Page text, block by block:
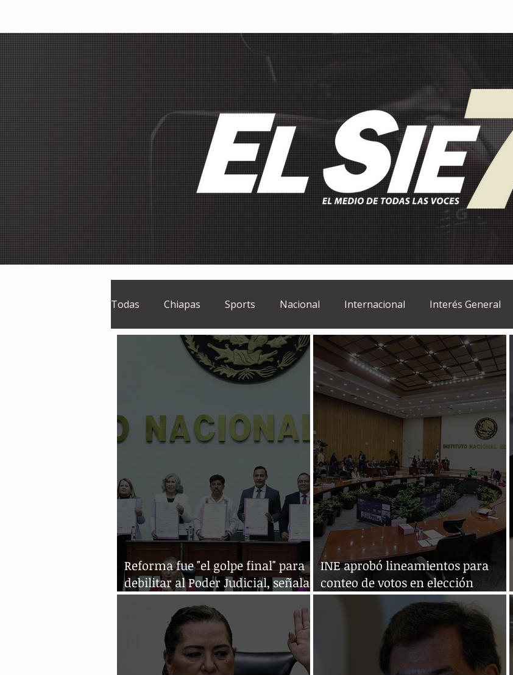
Todas Chiapas Sports Nacional Internacional Interés General
Temas Centrales Estilo de vida Israel bano Tragedia
Reforma fue "el golpe final" para
debilitar al Poder Judicial, señala
informe
INE aprobó lineamientos para
conteo de votos en elección
judicial